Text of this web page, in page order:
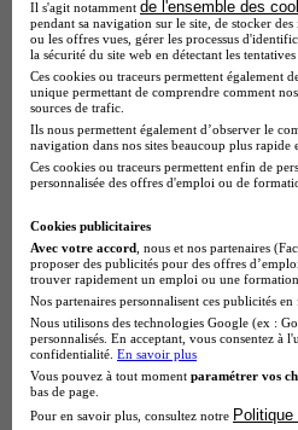
BTS Esf en alternance
BTS Dietetique en alternance
BTS Mco en alternance
BTS Pi en alternance
BTS Sp3s en alternance
Master CCA en alternance
BTS Ndrc en alternance
BTS Sam en alternance
Cap Fleuriste en alternance
MSc Marketing Digital en
BTS Gpme en alternance
Cap Electricien en alternance
BTS Gpn en alternance
BTS Domotique en alternance
BAC Pro Agora en alternance
BTS Sta en alternance
BTS Iris en alternance
BTS Tpl en alternance
BTS Ati en alternance
Il s'agit notamment de l'ensemble des
pendant sa navigation sur le site, de stocker
ou les offres vues, gérer les processus
la sécurité du site web en détectant les
Ces cookies ou traceurs permettent également
unique permettant de comprendre comment
sources de trafic.
Ils nous permettent également d’observer le
navigation dans nos sites beaucoup plus rapide
Ces cookies ou traceurs permettent enfin de
personnalisée des offres d'emploi ou de
Cookies publicitaires
Avec votre accord , nous et nos partenaires
proposer des publicités pour des offres
trouver rapidement un emploi ou une formation.
Nos partenaires personnalisent ces publicités
Nous utilisons des technologies Google (ex :
personnalisés. En acceptant, vous consentez
confidentialité. En savoir plus
Vous pouvez à tout moment paramétrer vos
bas de page.
Pour en savoir plus, consultez notre